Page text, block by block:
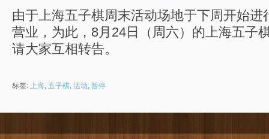
由于上海五子棋周末活动场地于下周开始进
营业，为此，8月24日（周六）的上海五子
请大家互相转告。
标签: 上海 五子棋 活动 暂停